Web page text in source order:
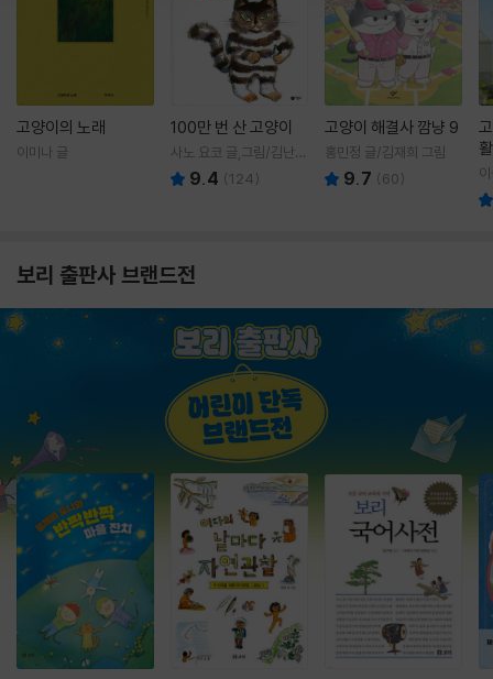
고양이의 노래
이미나 글
100만 번 산 고양이
사노 요코 글,그림/김난주
역 9.4 (124)
고양이 해결사 깜냥 9
홍민정 글/김재희 그림
9.7 (60)
보리 출판사 브랜드전